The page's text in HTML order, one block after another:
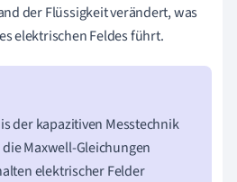
der Flüssigkeit verändert, was
elektrischen Feldes führt.
der kapazitiven Messtechnik
Maxwell-Gleichungen
elektrischer Felder